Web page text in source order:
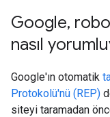
Google,
nasıl
Google'ın otomatik
Protokolü'nü (REP)
siteyi taramadan